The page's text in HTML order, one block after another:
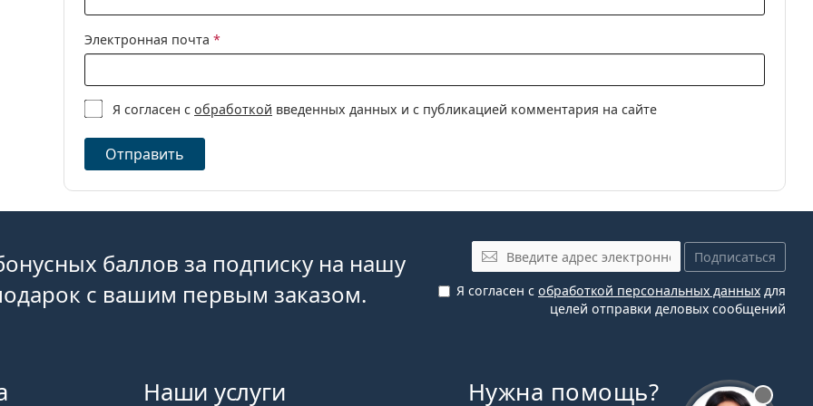
Покупатели, купившие эти линзы, также купилиReNu MultiPlus 360 мл с контейнером.
Это медицинское изделие. Перед использованием прочтите инструкцию.
Силикон-гидрогелевые контактные линзы
Электронная почта *
Я согласен собработкой введенных данных и с публикацией комментария на сайте
Отправить
баллов за подписку на нашу
с вашим первым заказом.
Электронная почта
Подписаться
Я согласен с обработкой персональных данных для
целей отправки деловых сообщений
Нужна помощь?
Наши услуги